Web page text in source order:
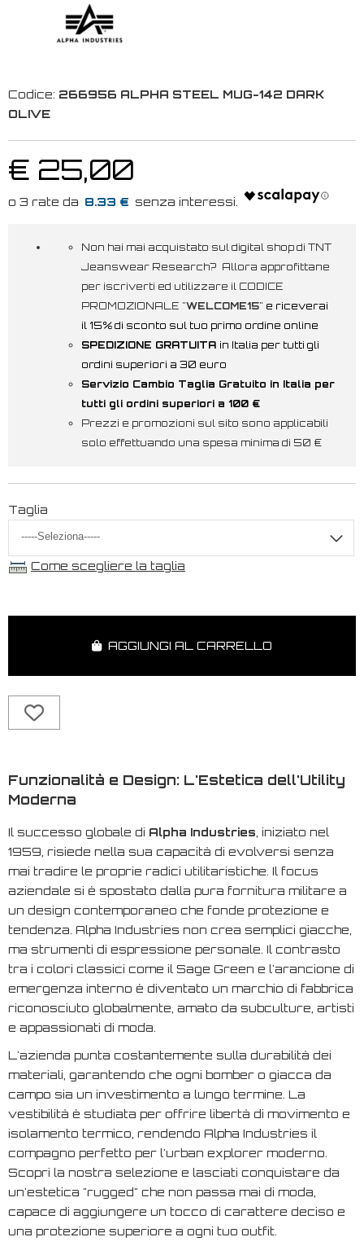
Codice: 266956 ALPHA STEEL MUG-142 DARK
OLIVE
€ 25,00
8.33 €
Non hai mai acquistato sul digital shop di TNT
Jeanswear Research? Allora approfittane
per iscriverti ed utilizzare il CODICE
PROMOZIONALE "WELCOME15" e riceverai
il 15% di sconto sul tuo primo ordine online
SPEDIZIONE GRATUITA in Italia per tutti gli
ordini superiori a 30 euro
Servizio Cambio Taglia Gratuito in Italia per
tutti gli ordini superiori a 100 €
Prezzi e promozioni sul sito sono applicabili
solo effettuando una spesa minima di 50 €
Taglia
Come scegliere la taglia
AGGIUNGI AL CARRELLO
Funzionalità e Design: L'Estetica dell'Utility
Moderna
Il successo globale di Alpha Industries , iniziato nel
1959, risiede nella sua capacità di evolversi senza
mai tradire le proprie radici utilitaristiche. Il focus
aziendale si è spostato dalla pura fornitura militare a
un design contemporaneo che fonde protezione e
tendenza. Alpha Industries non crea semplici giacche,
ma strumenti di espressione personale. Il contrasto
tra i colori classici come il Sage Green e l'arancione di
emergenza interno è diventato un marchio di fabbrica
riconosciuto globalmente, amato da subculture, artisti
e appassionati di moda.
L'azienda punta costantemente sulla durabilità dei
materiali, garantendo che ogni bomber o giacca da
campo sia un investimento a lungo termine. La
vestibilità è studiata per offrire libertà di movimento e
isolamento termico, rendendo Alpha Industries il
compagno perfetto per l'urban explorer moderno.
Scopri la nostra selezione e lasciati conquistare da
un'estetica "rugged" che non passa mai di moda,
capace di aggiungere un tocco di carattere deciso e
una protezione superiore a ogni tuo outfit.